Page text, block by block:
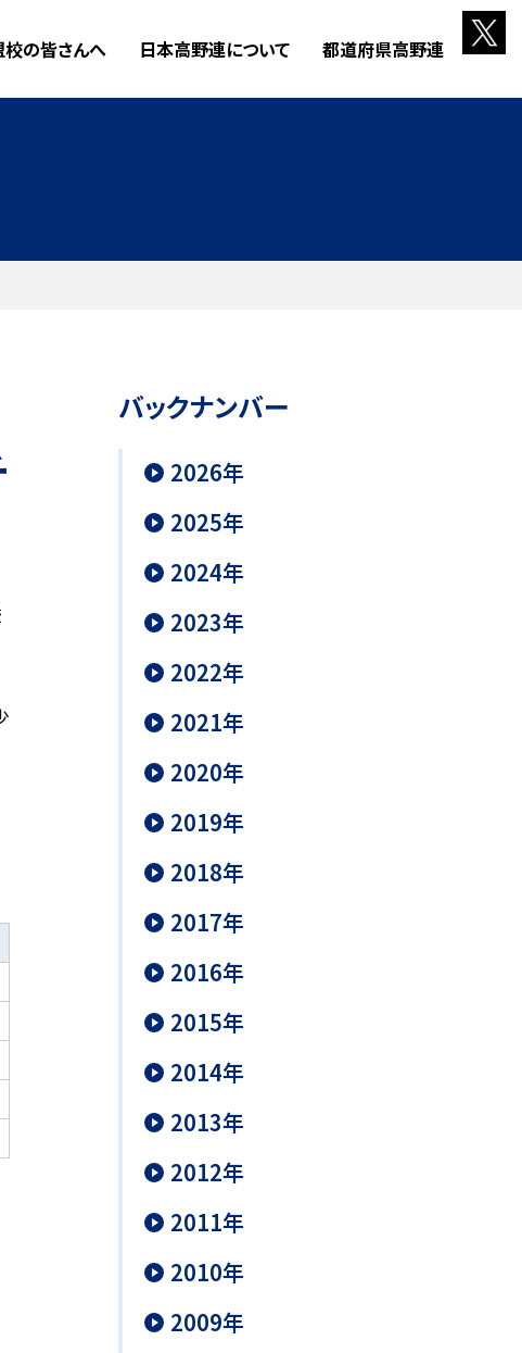
校の皆さんへ 日本高野連について 都道府県高野連
バックナンバー
2026年
2025年
2024年
2023年
2022年
2021年
2020年
2019年
2018年
2017年
2016年
2015年
2014年
2013年
2012年
2011年
2010年
2009年